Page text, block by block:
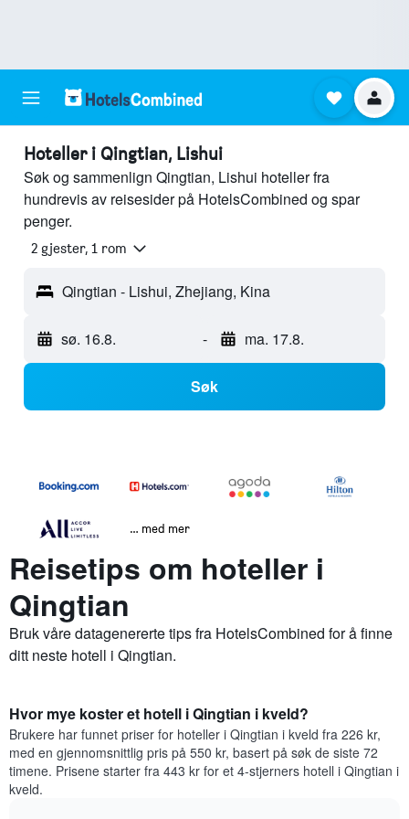
Hoteller i Qingtian, Lishui
Søk og sammenlign Qingtian, Lishui hoteller fra
hundrevis av reisesider på HotelsCombined og spar
penger.
2 gjester, 1 rom
Qingtian - Lishui, Zhejiang, Kina
sø. 16.8. - ma. 17.8.
Søk
… med mer
Reisetips om hoteller i
Qingtian
Bruk våre datagenererte tips fra HotelsCombined for å finne
ditt neste hotell i Qingtian.
Hvor mye koster et hotell i Qingtian i kveld?
Brukere har funnet priser for hoteller i Qingtian i kveld fra 226 kr,
med en gjennomsnittlig pris på 550 kr, basert på søk de siste 72
timene. Prisene starter fra 443 kr for et 4-stjerners hotell i Qingtian i
kveld.